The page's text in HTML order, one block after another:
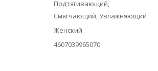
Подтягивающий,
Смягчающий, Увлажняющий
Женский
4607039965070